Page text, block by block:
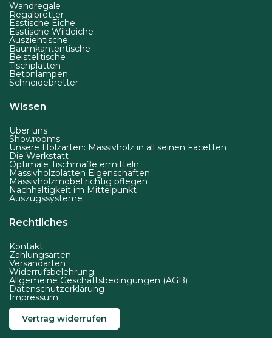
Wandregale
Regalbretter
Esstische Eiche
Esstische Wildeiche
Ausziehtische
Baumkantentische
Beistelltische
Tischplatten
Betonlampen
Schneidebretter
Wissen
Über uns
Showrooms
Unsere Holzarten: Massivholz in all seinen Facetten
Die Werkstatt
Optimale Tischmaße ermitteln
Massivholzplatten Eigenschaften
Massivholzmöbel richtig pflegen
Nachhaltigkeit im Mittelpunkt
Auszugssysteme
Rechtliches
Kontakt
Zahlungsarten
Versandarten
Widerrufsbelehrung
Allgemeine Geschäftsbedingungen (AGB)
Datenschutzerklärung
Impressum
Vertrag widerrufen